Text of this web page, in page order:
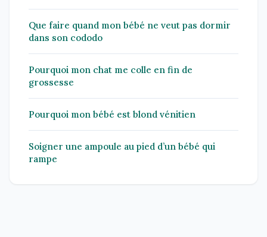
Que faire quand mon bébé ne veut pas dormir
dans son cododo
Pourquoi mon chat me colle en fin de
grossesse
Pourquoi mon bébé est blond vénitien
Soigner une ampoule au pied d’un bébé qui
rampe